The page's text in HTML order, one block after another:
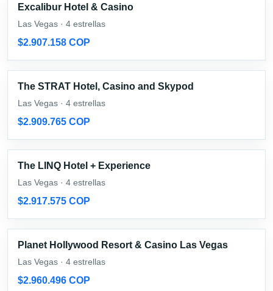
Excalibur Hotel & Casino
Las Vegas · 4 estrellas
$2.907.158 COP
The STRAT Hotel, Casino and Skypod
Las Vegas · 4 estrellas
$2.909.765 COP
The LINQ Hotel + Experience
Las Vegas · 4 estrellas
$2.917.575 COP
Planet Hollywood Resort & Casino Las Vegas
Las Vegas · 4 estrellas
$2.960.496 COP